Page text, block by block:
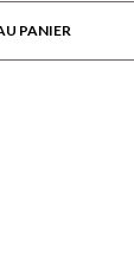
PANIER